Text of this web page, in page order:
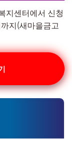
지센터에서 신청
지(새마을금고